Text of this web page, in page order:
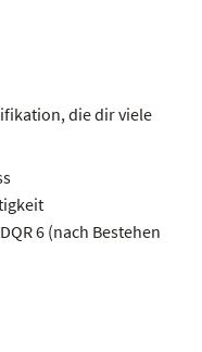
die dir viele
6 (nach Bestehen